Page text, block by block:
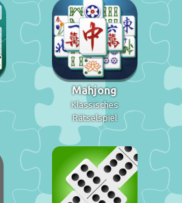
Mahjong
Klassisches
Rätselspiel